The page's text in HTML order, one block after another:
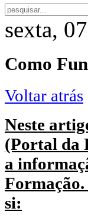
sexta,
Como
Voltar atrás
Neste
(Portal da
a
Formação.
si: